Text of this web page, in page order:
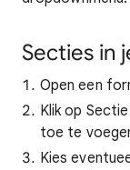
Secties in
Open een
Klik op
toe te
Kies